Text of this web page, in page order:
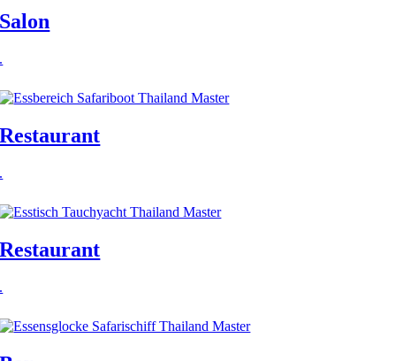
Salon
.
Restaurant
.
Restaurant
.